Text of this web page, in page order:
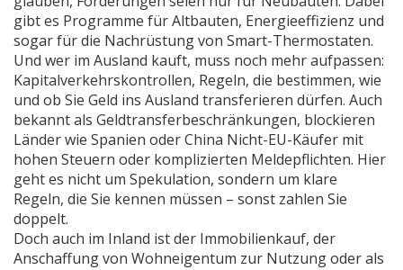
gibt es Programme für Altbauten, Energieeffizienz und
sogar für die Nachrüstung von Smart-Thermostaten.
Und wer im Ausland kauft, muss noch mehr aufpassen:
Kapitalverkehrskontrollen, Regeln, die bestimmen, wie
und ob Sie Geld ins Ausland transferieren dürfen. Auch
bekannt als Geldtransferbeschränkungen, blockieren
Länder wie Spanien oder China Nicht-EU-Käufer mit
hohen Steuern oder komplizierten Meldepflichten. Hier
geht es nicht um Spekulation, sondern um klare
Regeln, die Sie kennen müssen – sonst zahlen Sie
doppelt.
Doch auch im Inland ist der Immobilienkauf, der
Anschaffung von Wohneigentum zur Nutzung oder als